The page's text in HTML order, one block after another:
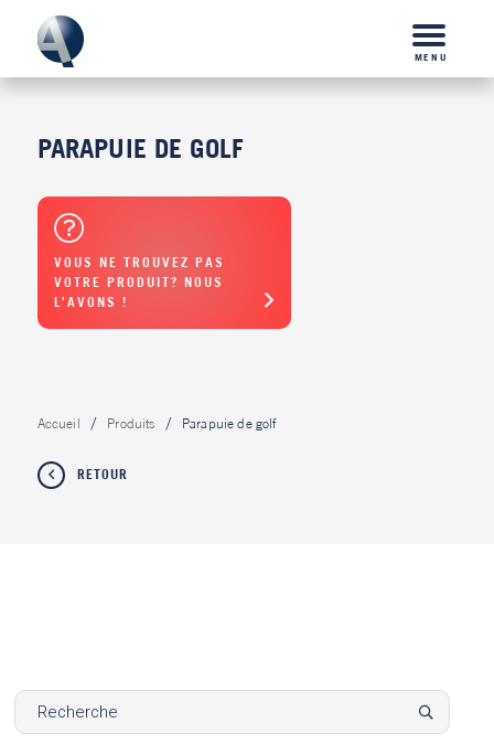
MENU
PARAPUIE DE GOLF
VOUS NE TROUVEZ PAS
VOTRE PRODUIT? NOUS
L'AVONS !
Accueil Produits Parapuie de golf
RETOUR